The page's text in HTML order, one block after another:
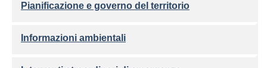
Pianificazione e governo del territorio
Informazioni ambientali